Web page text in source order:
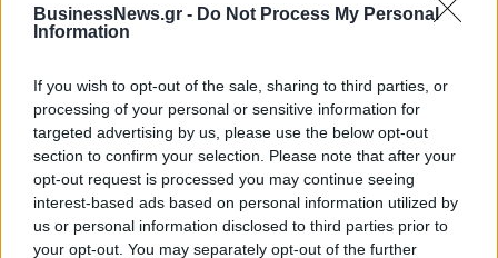
BusinessNews.gr - Do Not Process My Personal
Information
If you wish to opt-out of the sale, sharing to third parties, or
processing of your personal or sensitive information for
targeted advertising by us, please use the below opt-out
section to confirm your selection. Please note that after your
opt-out request is processed you may continue seeing
interest-based ads based on personal information utilized by
us or personal information disclosed to third parties prior to
your opt-out. You may separately opt-out of the further
Ξεκίνησε το πενταετές
πρόγραμμα ενίσχυσης του
στήριξης- Κάλυψη εισφορών
IAB Hellas: Νέα Διοικούσα Επιτροπή και νέο Διοικητικό Συμβούλιο -
Πρόεδρος ο Γαληνός Γιαγλής
Νέο Audi A2 e-tron με στόχο
Η Chery επενδύει 75 εκατ.